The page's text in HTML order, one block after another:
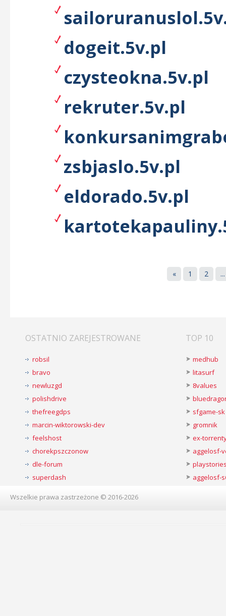
dogeit.5v.pl
czysteokna.5v.pl
rekruter.5v.pl
zsbjaslo.5v.pl
eldorado.5v.pl
« 1 2 ...
OSTATNIO ZAREJESTROWANE
robsil
bravo
newluzgd
polishdrive
thefreegdps
marcin-wiktorowski-dev
feelshost
chorekpszczonow
dle-forum
superdash
TOP 10
medhub
litasurf
8values
sfgame-sk
gromnik
ex-
aggelosf-
aggelosf-
Wszelkie prawa zastrzeżone © 2016-2026